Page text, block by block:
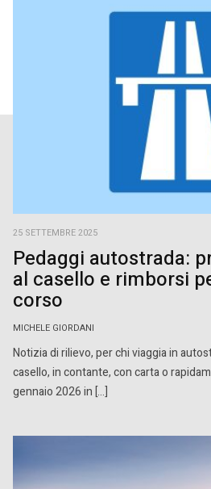
25 SETTEMBRE 2025
Pedaggi autostrada:
al casello e rimborsi
corso
MICHELE GIORDANI
Notizia di rilievo, per chi viaggia in
casello, in contante, con carta o
gennaio 2026 in […]